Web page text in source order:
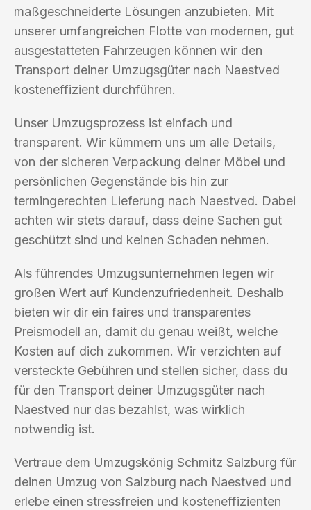
maßgeschneiderte Lösungen anzubieten. Mit
unserer umfangreichen Flotte von modernen, gut
ausgestatteten Fahrzeugen können wir den
Transport deiner Umzugsgüter nach Naestved
kosteneffizient durchführen.
Unser Umzugsprozess ist einfach und
transparent. Wir kümmern uns um alle Details,
von der sicheren Verpackung deiner Möbel und
persönlichen Gegenstände bis hin zur
termingerechten Lieferung nach Naestved. Dabei
achten wir stets darauf, dass deine Sachen gut
geschützt sind und keinen Schaden nehmen.
Als führendes Umzugsunternehmen legen wir
großen Wert auf Kundenzufriedenheit. Deshalb
bieten wir dir ein faires und transparentes
Preismodell an, damit du genau weißt, welche
Kosten auf dich zukommen. Wir verzichten auf
versteckte Gebühren und stellen sicher, dass du
für den Transport deiner Umzugsgüter nach
Naestved nur das bezahlst, was wirklich
notwendig ist.
Vertraue dem Umzugskönig Schmitz Salzburg für
deinen Umzug von Salzburg nach Naestved und
erlebe einen stressfreien und kosteneffizienten